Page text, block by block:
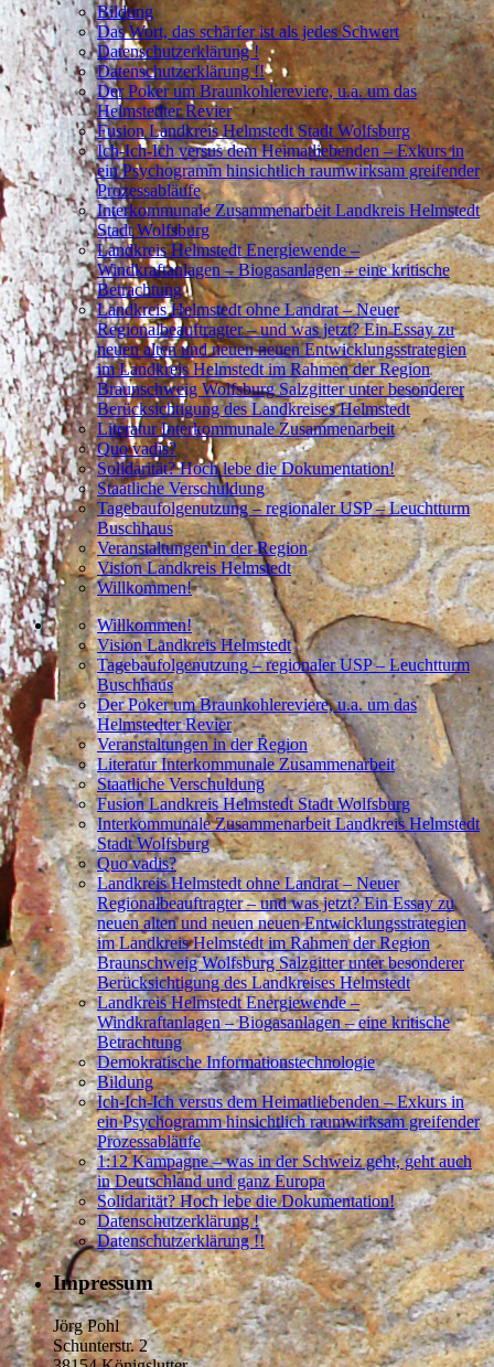
Bildung
Das Wort, das schärfer ist als jedes Schwert
Datenschutzerklärung !
Datenschutzerklärung !!
Der Poker um Braunkohlereviere, u.a. um das
Helmstedter Revier
Fusion Landkreis Helmstedt Stadt Wolfsburg
Ich-Ich-Ich versus dem Heimatliebenden – Exkurs in
ein Psychogramm hinsichtlich raumwirksam greifender
Prozessabläufe
Interkommunale Zusammenarbeit Landkreis Helmstedt
Stadt Wolfsburg
Landkreis Helmstedt Energiewende –
Windkraftanlagen – Biogasanlagen – eine kritische
Betrachtung
Landkreis Helmstedt ohne Landrat – Neuer
Regionalbeauftragter – und was jetzt? Ein Essay zu
neuen alten und neuen neuen Entwicklungsstrategien
im Landkreis Helmstedt im Rahmen der Region
Braunschweig Wolfsburg Salzgitter unter besonderer
Berücksichtigung des Landkreises Helmstedt
Literatur Interkommunale Zusammenarbeit
Quo vadis?
Solidarität? Hoch lebe die Dokumentation!
Staatliche Verschuldung
Tagebaufolgenutzung – regionaler USP – Leuchtturm
Buschhaus
Veranstaltungen in der Region
Vision Landkreis Helmstedt
Willkommen!
Willkommen!
Vision Landkreis Helmstedt
Tagebaufolgenutzung – regionaler USP – Leuchtturm
Buschhaus
Der Poker um Braunkohlereviere, u.a. um das
Helmstedter Revier
Veranstaltungen in der Region
Literatur Interkommunale Zusammenarbeit
Staatliche Verschuldung
Fusion Landkreis Helmstedt Stadt Wolfsburg
Interkommunale Zusammenarbeit Landkreis Helmstedt
Stadt Wolfsburg
Quo vadis?
Landkreis Helmstedt ohne Landrat – Neuer
Regionalbeauftragter – und was jetzt? Ein Essay zu
neuen alten und neuen neuen Entwicklungsstrategien
im Landkreis Helmstedt im Rahmen der Region
Braunschweig Wolfsburg Salzgitter unter besonderer
Berücksichtigung des Landkreises Helmstedt
Landkreis Helmstedt Energiewende –
Windkraftanlagen – Biogasanlagen – eine kritische
Betrachtung
Demokratische Informationstechnologie
Bildung
Ich-Ich-Ich versus dem Heimatliebenden – Exkurs in
ein Psychogramm hinsichtlich raumwirksam greifender
Prozessabläufe
1:12 Kampagne – was in der Schweiz geht, geht auch
in Deutschland und ganz Europa
Solidarität? Hoch lebe die Dokumentation!
Datenschutzerklärung !
Datenschutzerklärung !!
Impressum
Jörg Pohl
Schunterstr. 2